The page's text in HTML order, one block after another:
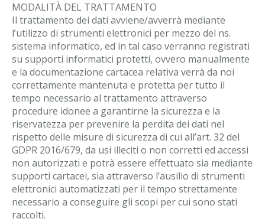
MODALITÀ DEL TRATTAMENTO
Il trattamento dei dati avviene/avverrà mediante
l’utilizzo di strumenti elettronici per mezzo del ns.
sistema informatico, ed in tal caso verranno registrati
su supporti informatici protetti, ovvero manualmente
e la documentazione cartacea relativa verrà da noi
correttamente mantenuta e protetta per tutto il
tempo necessario al trattamento attraverso
procedure idonee a garantirne la sicurezza e la
riservatezza per prevenire la perdita dei dati nel
rispetto delle misure di sicurezza di cui all’art. 32 del
GDPR 2016/679, da usi illeciti o non corretti ed accessi
non autorizzati e potrà essere effettuato sia mediante
supporti cartacei, sia attraverso l’ausilio di strumenti
elettronici automatizzati per il tempo strettamente
necessario a conseguire gli scopi per cui sono stati
raccolti.